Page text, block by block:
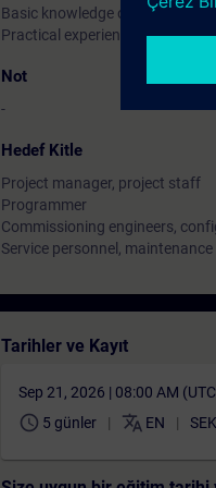
Basic knowledge of process
Practical experience in
Not
-
Hedef Kitle
Project manager, project staff
Programmer
Commissioning engineers,
Service personnel, maintenance
Tarihler ve Kayıt
Sep 21, 2026 | 08:00 AM
schedule 5 günler translate EN